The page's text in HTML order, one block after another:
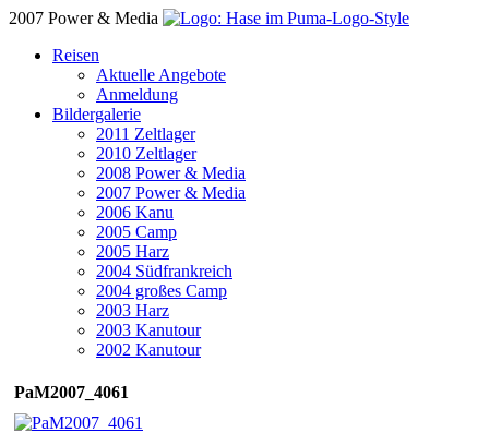
2007 Power & Media
Reisen
Aktuelle Angebote
Anmeldung
Bildergalerie
2011 Zeltlager
2010 Zeltlager
2008 Power & Media
2007 Power & Media
2006 Kanu
2005 Camp
2005 Harz
2004 Südfrankreich
2004 großes Camp
2003 Harz
2003 Kanutour
2002 Kanutour
PaM2007_4061